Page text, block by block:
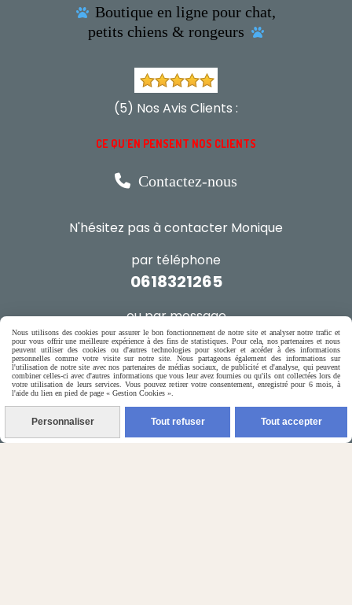
 Boutique en ligne pour chat,
petits chiens & rongeurs

(5) Nos Avis Clients :
CE QU'EN PENSENT NOS CLIENTS
 Contactez-nous
N'hésitez pas à contacter Monique
par téléphone
0618321265
ou par message
ENVOYER UN MESSAGE
Facebook est désactivé.
Nous utilisons des cookies pour assurer le bon fonctionnement de notre site et analyser notre trafic et
pour vous offrir une meilleure expérience à des fins de statistiques. Pour cela, nos partenaires et nous
peuvent utiliser des cookies ou d'autres technologies pour stocker et accéder à des informations
personnelles comme votre visite sur notre site. Nous partageons également des informations sur
l'utilisation de notre site avec nos partenaires de médias sociaux, de publicité et d'analyse, qui peuvent
combiner celles-ci avec d'autres informations que vous leur avez fournies ou qu'ils ont collectées lors de
votre utilisation de leurs services. Vous pouvez retirer votre consentement, enregistré pour 6 mois, à
l'aide du lien en pied de page « Gestion Cookies ».
Personnaliser Tout refuser Tout accepter